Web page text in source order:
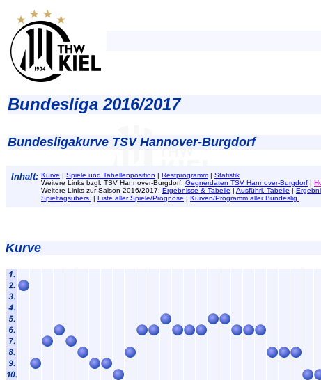
Bundesliga 2016/2017
Bundesligakurve TSV Hannover-Burgdorf
Inhalt: Kurve | Spiele und Tabellenposition | Restprogramm | Statistik
Weitere Links bzgl. TSV Hannover-Burgdorf: Gegnerdaten TSV Hannover-Burgdorf |
Weitere Links zur Saison 2016/2017: Ergebnisse & Tabelle | Ausführl. Tabelle |
Spieltagsübers. | Liste aller Spiele/Prognose | Kurven/Programm aller Bundeslig.
Kurve